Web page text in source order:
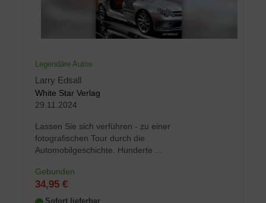
Legendäre Autos
Larry Edsall
White Star Verlag
29.11.2024
Lassen Sie sich verführen - zu einer
fotografischen Tour durch die
Automobilgeschichte. Hunderte ...
Gebunden
34,95 €
Sofort lieferbar